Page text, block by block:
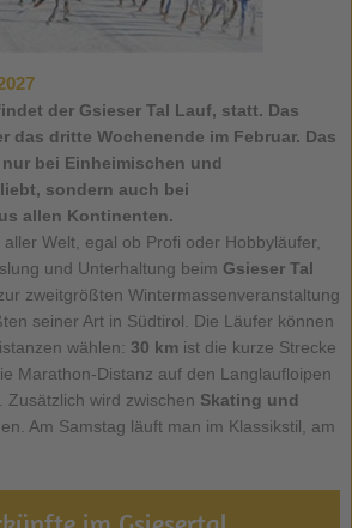
der Gsieser Tal Lauf, statt. Das
das dritte Wochenende im Februar. Das
bei Einheimischen und
sondern auch bei
allen Kontinenten.
Welt, egal ob Profi oder Hobbyläufer,
und Unterhaltung beim Gsieser Tal
zweitgrößten Wintermassenveranstaltung
seiner Art in Südtirol. Die Läufer können
wählen: 30 kmist die kurze Strecke
Marathon-Distanz auf den Langlaufloipen
. Zusätzlich wird zwischen Skating und
Am Samstag läuft man im Klassikstil, am